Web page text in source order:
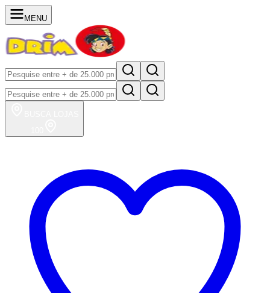
MENU